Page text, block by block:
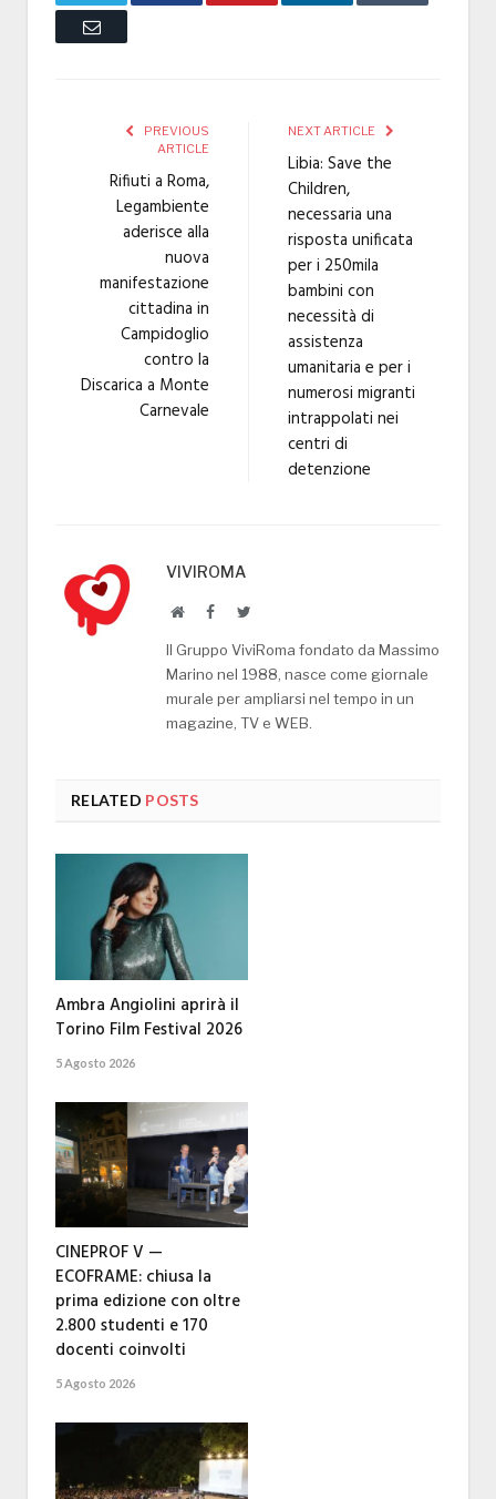
Email
PREVIOUS
ARTICLE
Rifiuti a Roma,
Legambiente
aderisce alla
nuova
manifestazione
cittadina in
Campidoglio
contro la
Discarica a Monte
Carnevale
NEXT ARTICLE
Libia: Save the
Children,
necessaria una
risposta unificata
per i 250mila
bambini con
necessità di
assistenza
umanitaria e per i
numerosi migranti
intrappolati nei
centri di
detenzione
VIVIROMA
WebsiteFacebookTwitter
Il Gruppo ViviRoma fondato da Massimo
Marino nel 1988, nasce come giornale
murale per ampliarsi nel tempo in un
magazine, TV e WEB.
RELATED POSTS
Ambra Angiolini aprirà il
Torino Film Festival 2026
5 Agosto 2026
CINEPROF V —
ECOFRAME: chiusa la
prima edizione con oltre
2.800 studenti e 170
docenti coinvolti
5 Agosto 2026